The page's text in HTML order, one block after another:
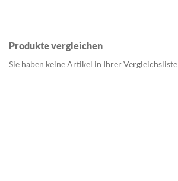
Produkte vergleichen
Sie haben keine Artikel in Ihrer Vergleichsliste